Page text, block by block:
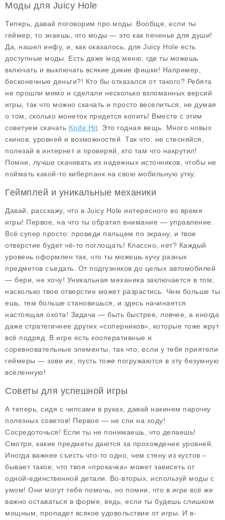
Моды для Juicy Hole
Теперь, давай поговорим про моды. Вообще, если ты
геймер, то знаешь, что моды — это как печенье для души!
Да, нашел инфу, и, как оказалось, для Juicy Hole есть
доступные моды. Есть даже мод меню, где ты можешь
включать и выключать всякие дикие фишки! Например,
бесконечные деньги?! Кто бы отказался от такого? Ребята
не прошли мимо и сделали несколько взломанных версий
игры, так что можно скачать и просто веселиться, не думая
о том, сколько монеток придется копить! Вместе с этим
советуем скачать Knife Hit . Это годная вещь. Много новых
скинов, уровней и возможностей. Так что, не стесняйся,
полезай в интернет и проверяй, кто там что накрутил!
Помни, лучше скачивать из надежных источников, чтобы не
поймать какой-то киберпанк на свою мобильную утку.
Геймплей и уникальные механики
Давай, расскажу, что в Juicy Hole интересного во время
игры! Первое, на что ты обратил внимание — управление.
Всё супер просто: проведи пальцем по экрану, и твое
отверстие будет чё-то поглощать! Классно, нет? Каждый
уровень оформлен так, что ты можешь кучу разных
предметов съедать. От подгузников до целых автомобилей
— бери, не хочу! Уникальная механика заключается в том,
насколько твое отверстие может разрастись. Чем больше ты
ешь, тем больше становишься, и здесь начинается
настоящая охота! Задача — быть быстрее, ловчее, а иногда
даже стратегичнее других «соперников», которые тоже жрут
всё подряд. В игре есть кооперативные и
соревновательные элементы, так что, если у тебя приятели
геймеры — зови их, пусть тоже погружаются в эту безумную
вселенную!
Советы для успешной игры
А теперь, сидя с чипсами в руках, давай накинем парочку
полезных советов! Первое — не спи на ходу!
Сосредоточься! Если ты не понимаешь, что делаешь!
Смотри, какие предметы даются за прохождение уровней.
Иногда важнее съесть что-то одно, чем стену из кустов –
бывает такое, что твоя «прокачка» может зависеть от
одной-единственной детали. Во-вторых, используй моды с
умом! Они могут тебе помочь, но помни, что в игре всё же
важно оставаться в форме, ведь, если ты будешь слишком
мощным, пропадет всякое удовольствие от игры. И в-